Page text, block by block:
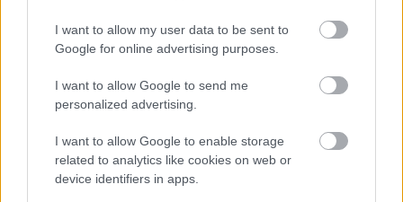
I want to allow my user data to be sent to
Google for online advertising purposes.
I want to allow Google to send me
personalized advertising.
I want to allow Google to enable storage
related to analytics like cookies on web or
device identifiers in apps.
Szólj hozzá a Facebook-on!
LEGUTÓBBI BEJEGYZÉSEK
Így használd helyesen a Gua Sha-t, hogy az tényleg hasson